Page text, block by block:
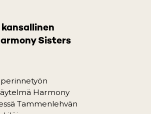
Sisters
Harmony
Tammenlehvän